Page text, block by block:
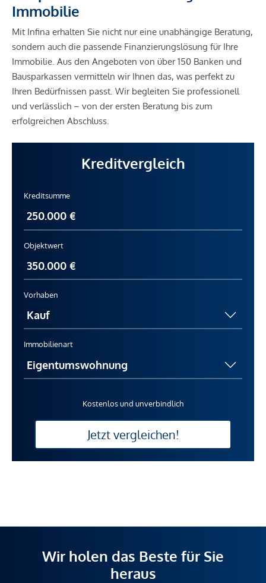
Immobilie
Mit Infina erhalten Sie nicht nur eine unabhängige Beratung,
sondern auch die passende Finanzierungslösung für Ihre
Immobilie. Aus den Angeboten von über 150 Banken und
Bausparkassen vermitteln wir Ihnen das, was perfekt zu
Ihren Bedürfnissen passt. Wir begleiten Sie professionell
und verlässlich – von der ersten Beratung bis zum
erfolgreichen Abschluss.
Kreditvergleich
Kreditsumme
Objektwert
Vorhaben
Immobilienart
Kostenlos und unverbindlich
Jetzt vergleichen!
Wir holen das Beste für Sie
heraus